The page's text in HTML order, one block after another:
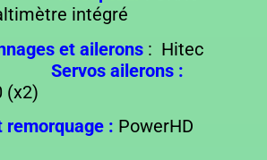
intégré
et ailerons : Hitec
Servos ailerons :
(x2)
remorquage : PowerHD